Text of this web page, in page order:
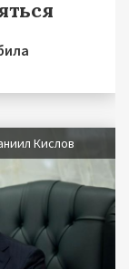
Кислов